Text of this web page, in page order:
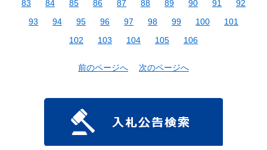
83
84 85 86 87 88 89 90 91
92
93
94 95 96 97 98 99 100
101
102
103 104 105 106
前のページへ 次のページへ